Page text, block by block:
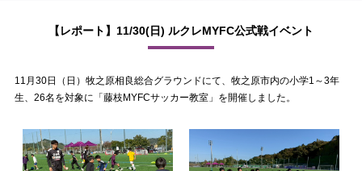
【レポート】11/30(日) ルクレMYFC公式戦イベント
11月30日（日）牧之原相良総合グラウンドにて、牧之原市内の小学1～3年
生、26名を対象に「藤枝MYFCサッカー教室」を開催しました。